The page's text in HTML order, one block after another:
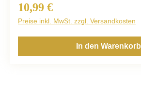
Regulärer Preis:
10,99 €
Preise inkl. MwSt. zzgl. Versandkosten
In den Warenkorb